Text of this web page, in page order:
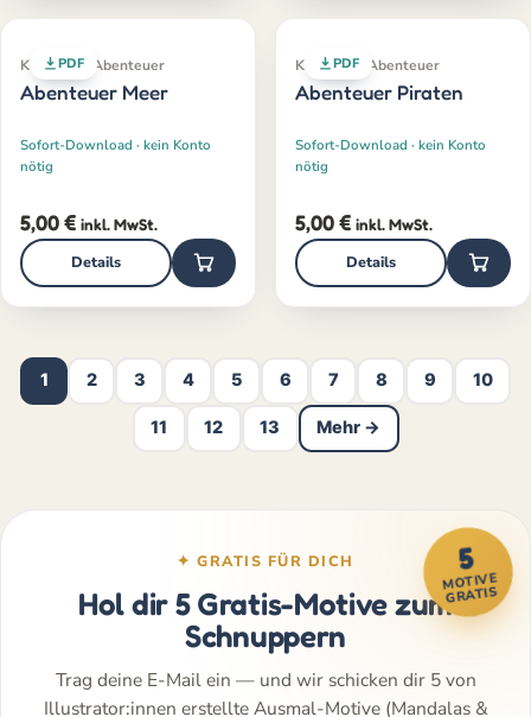
PDF
Klassiker · Abenteuer
Abenteuer Meer
Sofort-Download · kein Konto
nötig
5,00€ inkl. MwSt.
Details
PDF
Klassiker · Abenteuer
Abenteuer Piraten
Sofort-Download · kein Konto
nötig
5,00€ inkl. MwSt.
Details
1 2 3 4 5 6 7 8 9 10
11 12 13 Mehr →
5
MOTIVE
GRATIS
✦ GRATIS FÜR DICH
Hol dir 5 Gratis-Motive zum
Schnuppern
Trag deine E-Mail ein — und wir schicken dir 5 von
Illustrator:innen erstellte Ausmal-Motive (Mandalas &